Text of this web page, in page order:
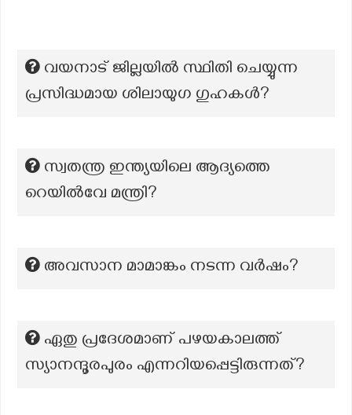
വയനാട് ജില്ലയിൽ സ്ഥിതി ചെയ്യുന്ന
പ്രസിദ്ധമായ ശിലായുഗ ഗുഹകൾ?
സ്വതന്ത്ര ഇന്ത്യയിലെ ആദ്യത്തെ
റെയിൽവേ മന്ത്രി?
അവസാന മാമാങ്കം നടന്ന വര്‍ഷം?
ഏതു പ്രദേശമാണ് പഴയകാലത്ത്
സ്യാനന്ദൂരപുരം എന്നറിയപ്പെട്ടിരുന്നത്?